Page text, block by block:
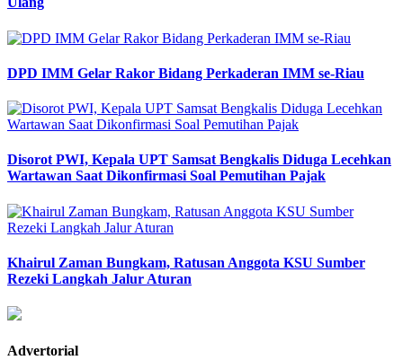
DPD IMM Gelar Rakor Bidang Perkaderan IMM se-Riau
Disorot PWI, Kepala UPT Samsat Bengkalis Diduga Lecehkan
Wartawan Saat Dikonfirmasi Soal Pemutihan Pajak
Khairul Zaman Bungkam, Ratusan Anggota KSU Sumber
Rezeki Langkah Jalur Aturan
Advertorial